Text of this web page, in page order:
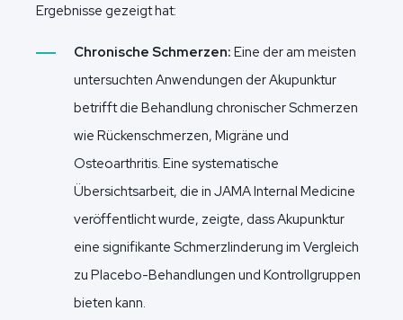
Ergebnisse gezeigt hat:
Chronische Schmerzen: Eine der am meisten
untersuchten Anwendungen der Akupunktur
betrifft die Behandlung chronischer Schmerzen
wie Rückenschmerzen, Migräne und
Osteoarthritis. Eine systematische
Übersichtsarbeit, die in JAMA Internal Medicine
veröffentlicht wurde, zeigte, dass Akupunktur
eine signifikante Schmerzlinderung im Vergleich
zu Placebo-Behandlungen und Kontrollgruppen
bieten kann.